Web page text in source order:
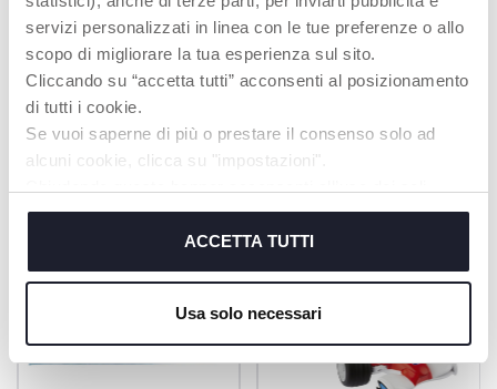
servizi personalizzati in linea con le tue preferenze o allo
scopo di migliorare la tua esperienza sul sito.
Cliccando su “accetta tutti” acconsenti al posizionamento
di tutti i cookie.
Se vuoi saperne di più o prestare il consenso solo ad
alcuni cookie, clicca su "impostazioni".
cookie tecnici, indispensabili per fruire del servizio
ACCETTA TUTTI
Usa solo necessari
PRODUKTE, DIE SIE INTERESSIEREN
KÖNNTEN